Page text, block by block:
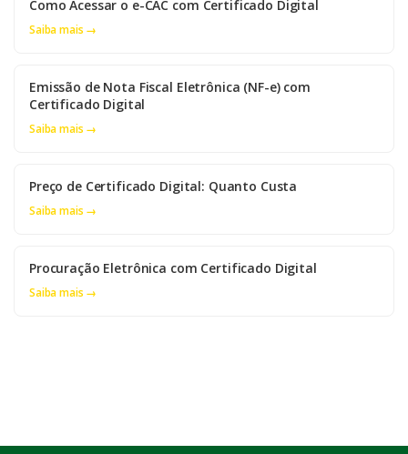
Como Acessar o e-CAC com Certificado Digital
Saiba mais →
Emissão de Nota Fiscal Eletrônica (NF-e) com
Certificado Digital
Saiba mais →
Preço de Certificado Digital: Quanto Custa
Saiba mais →
Procuração Eletrônica com Certificado Digital
Saiba mais →